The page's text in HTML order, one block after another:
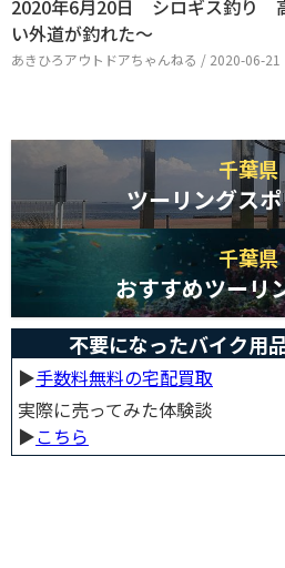
2020年6月20日 シロギス釣り
い外道が釣れた～
あきひろアウトドアちゃんねる / 2020-06-21
千葉県
ツーリングス
千葉県
おすすめツーリ
不要になったバイク用
▶︎手数料無料の宅配買取
実際に売ってみた体験談
▶︎こちら